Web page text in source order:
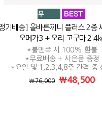
기배송] 올바른끼니 플러스 2종
오메가3 + 오리 고구마
*불만족 시 100% 환불
*무료배송 + 사은품 증정
*요일 및 1,2,3,4,8주 간격 중
₩76,000 ₩48,500